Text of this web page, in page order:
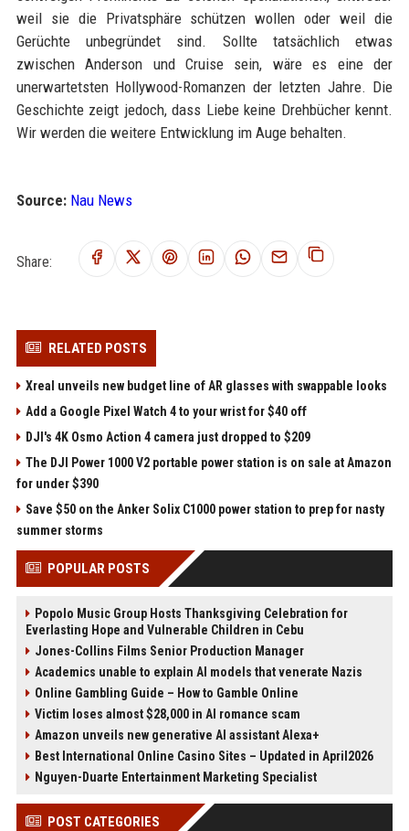
weil sie die Privatsphäre schützen wollen oder weil die
Gerüchte unbegründet sind. Sollte tatsächlich etwas
zwischen Anderson und Cruise sein, wäre es eine der
unerwartetsten Hollywood-Romanzen der letzten Jahre. Die
Geschichte zeigt jedoch, dass Liebe keine Drehbücher kennt.
Wir werden die weitere Entwicklung im Auge behalten.
Source: Nau News
Share:
RELATED POSTS
Xreal unveils new budget line of AR glasses with swappable looks
Add a Google Pixel Watch 4 to your wrist for $40 off
DJI's 4K Osmo Action 4 camera just dropped to $209
The DJI Power 1000 V2 portable power station is on sale at Amazon
for under $390
Save $50 on the Anker Solix C1000 power station to prep for nasty
summer storms
POPULAR POSTS
Popolo Music Group Hosts Thanksgiving Celebration for
Everlasting Hope and Vulnerable Children in Cebu
Jones-Collins Films Senior Production Manager
Academics unable to explain AI models that venerate Nazis
Online Gambling Guide – How to Gamble Online
Victim loses almost $28,000 in AI romance scam
Amazon unveils new generative AI assistant Alexa+
Best International Online Casino Sites – Updated in April2026
Nguyen-Duarte Entertainment Marketing Specialist
POST CATEGORIES